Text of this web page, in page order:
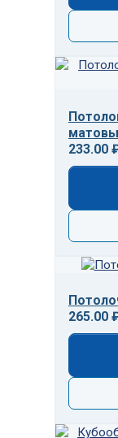
233.00
265.00